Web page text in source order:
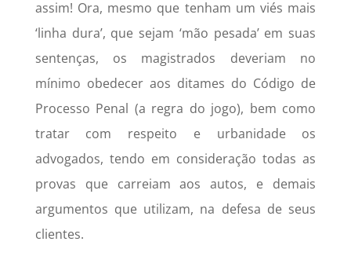
assim! Ora, mesmo que tenham um viés mais
‘linha dura’, que sejam ‘mão pesada’ em suas
sentenças, os magistrados deveriam no
mínimo obedecer aos ditames do Código de
Processo Penal (a regra do jogo), bem como
tratar com respeito e urbanidade os
advogados, tendo em consideração todas as
provas que carreiam aos autos, e demais
argumentos que utilizam, na defesa de seus
clientes.